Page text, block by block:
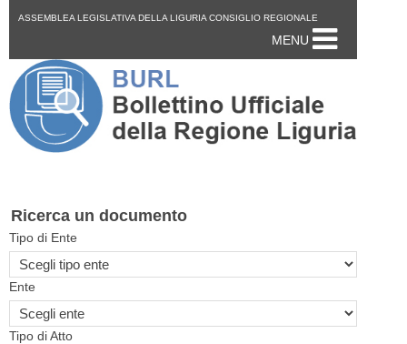
ASSEMBLEA LEGISLATIVA DELLA LIGURIA CONSIGLIO REGIONALE
MENU
Ricerca un documento
Tipo di Ente
Ente
Tipo di Atto